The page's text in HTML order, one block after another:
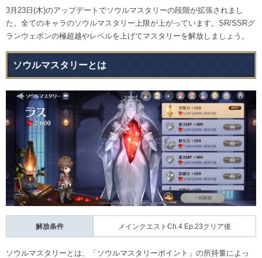
3月23日(木)のアップデートでソウルマスタリーの段階が拡張されまし
た。全てのキャラのソウルマスタリー上限が上がっています。SR/SSRグ
ランウェポンの極超越やレベルを上げてマスタリーを解放しましょう。
ソウルマスタリーとは
解放条件 メインクエストCh.4 Ep.23クリア後
ソウルマスタリーとは、「ソウルマスタリーポイント」の所持量によっ